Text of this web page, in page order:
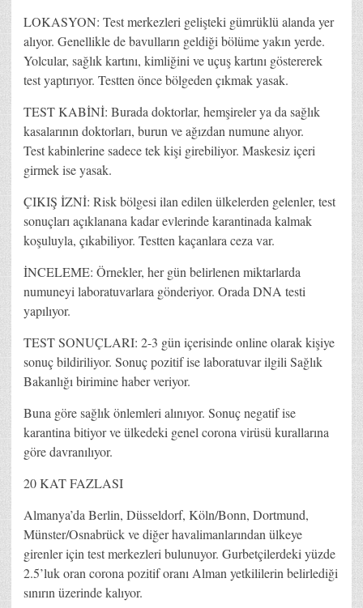
LOKASYON: Test merkezleri gelişteki gümrüklü alanda yer
alıyor. Genellikle de bavulların geldiği bölüme yakın yerde.
Yolcular, sağlık kartını, kimliğini ve uçuş kartını göstererek
test yaptırıyor. Testten önce bölgeden çıkmak yasak.
TEST KABİNİ: Burada doktorlar, hemşireler ya da sağlık
kasalarının doktorları, burun ve ağızdan numune alıyor.
Test kabinlerine sadece tek kişi girebiliyor. Maskesiz içeri
girmek ise yasak.
ÇIKIŞ İZNİ: Risk bölgesi ilan edilen ülkelerden gelenler, test
sonuçları açıklanana kadar evlerinde karantinada kalmak
koşuluyla, çıkabiliyor. Testten kaçanlara ceza var.
İNCELEME: Örnekler, her gün belirlenen miktarlarda
numuneyi laboratuvarlara gönderiyor. Orada DNA testi
yapılıyor.
TEST SONUÇLARI: 2-3 gün içerisinde online olarak kişiye
sonuç bildiriliyor. Sonuç pozitif ise laboratuvar ilgili Sağlık
Bakanlığı birimine haber veriyor.
Buna göre sağlık önlemleri alınıyor. Sonuç negatif ise
karantina bitiyor ve ülkedeki genel corona virüsü kurallarına
göre davranılıyor.
20 KAT FAZLASI
Almanya’da Berlin, Düsseldorf, Köln/Bonn, Dortmund,
Münster/Osnabrück ve diğer havalimanlarından ülkeye
girenler için test merkezleri bulunuyor. Gurbetçilerdeki yüzde
2.5’luk oran corona pozitif oranı Alman yetkililerin belirlediği
sınırın üzerinde kalıyor.